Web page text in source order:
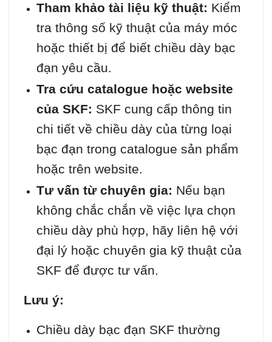
Tham khảo tài liệu kỹ thuật: Kiểm
tra thông số kỹ thuật của máy móc
hoặc thiết bị để biết chiều dày bạc
đạn yêu cầu.
Tra cứu catalogue hoặc website
của SKF: SKF cung cấp thông tin
chi tiết về chiều dày của từng loại
bạc đạn trong catalogue sản phẩm
hoặc trên website.
Tư vấn từ chuyên gia: Nếu bạn
không chắc chắn về việc lựa chọn
chiều dày phù hợp, hãy liên hệ với
đại lý hoặc chuyên gia kỹ thuật của
SKF để được tư vấn.
Lưu ý:
Chiều dày bạc đạn SKF thường